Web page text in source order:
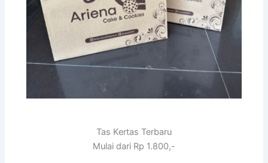
Tas Kertas Terbaru
Mulai dari Rp 1.800,-